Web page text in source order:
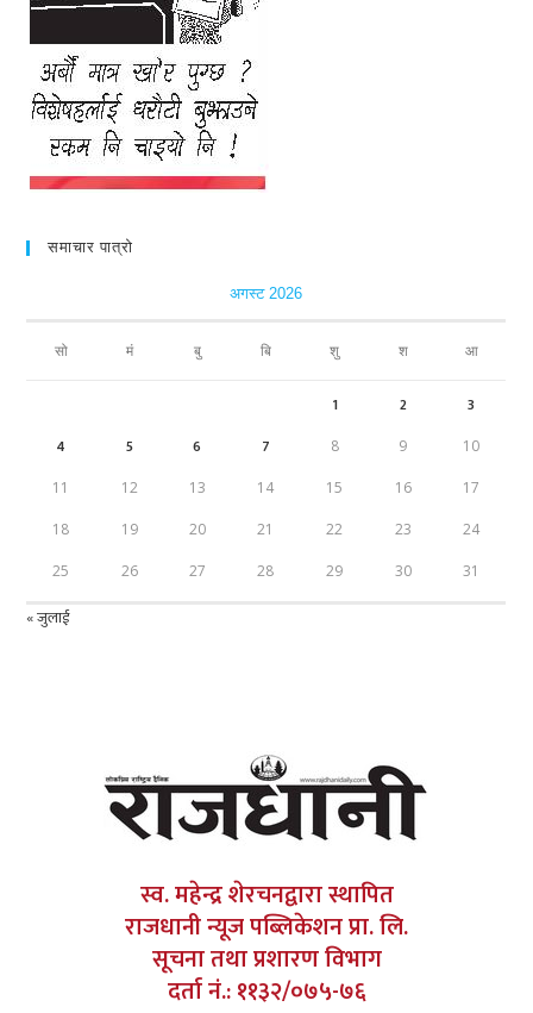
समाचार पात्रो
अगस्ट 2026
सो मं बु बि शु श आ
1 2
3
4
5 6 7 8 9 10
11 12 13 14 15 16 17
18 19 20 21 22 23 24
25 26 27 28 29 30 31
« जुलाई
स्व. महेन्द्र शेरचनद्वारा स्थापित
राजधानी न्यूज पब्लिकेशन प्रा. लि.
सूचना तथा प्रशारण विभाग
दर्ता नं.: ११३२/०७५-७६